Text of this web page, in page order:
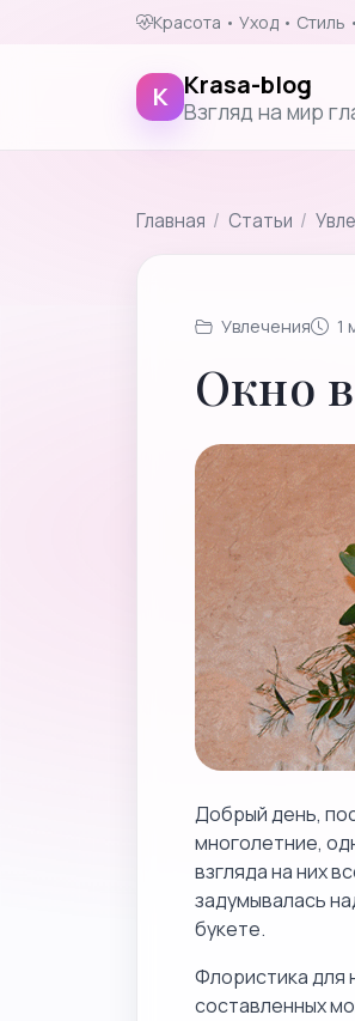
Красота • Уход • Стиль
K Krasa-blog
Взгляд на мир
Главная / Cтатьи /
Увлечения 1
Окно
Добрый день,
многолетние,
взгляда на них
задумывалась
букете.
Флористика для
составленных